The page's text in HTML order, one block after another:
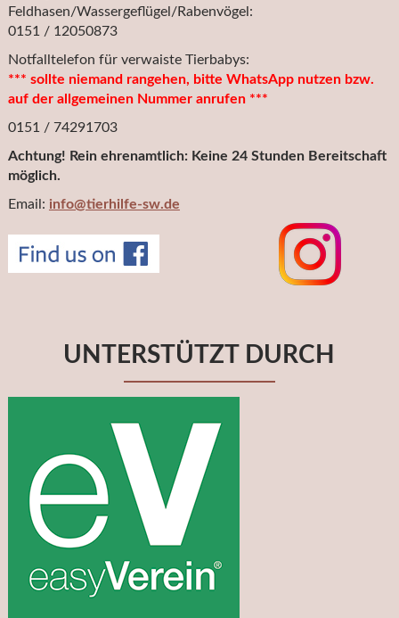
Feldhasen/Wassergeflügel/Rabenvögel:
0151 / 12050873
Notfalltelefon für verwaiste Tierbabys:
*** sollte niemand rangehen, bitte WhatsApp nutzen bzw.
auf der allgemeinen Nummer anrufen ***
0151 / 74291703
Achtung! Rein ehrenamtlich: Keine 24 Stunden Bereitschaft
möglich.
Email: info@tierhilfe-sw.de
UNTERSTÜTZT DURCH